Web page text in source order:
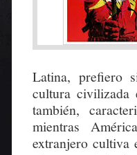
Latina, prefiero
cultura civilizada
también,
mientras
extranjero cultiva